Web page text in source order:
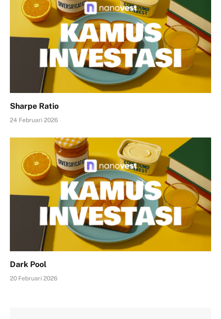
Sharpe Ratio
24 Februari 2026
Dark Pool
20 Februari 2026